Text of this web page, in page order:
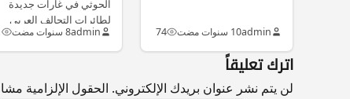
admin10 سنوات مضت 74
الحوثي في غارات جديدة
لطائرات التحالف العربي
استهدفت تجمعات لهم…
admin8 سنوات مضت
اترك تعليقاً
لن يتم نشر عنوان بريدك الإلكتروني. الحقول الإلزامية